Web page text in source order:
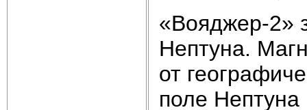
«Вояджер-2»
Нептуна.
от
поле